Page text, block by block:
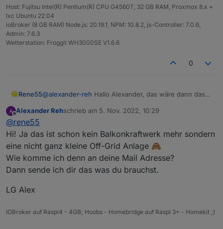
Host: Fujitsu Intel(R) Pentium(R) CPU G4560T, 32 GB RAM, Proxmox 8.x +
lxc Ubuntu 22.04
ioBroker (8 GB RAM) Node.js: 20.19.1, NPM: 10.8.2, js-Controller: 7.0.6,
Admin: 7.6.3
Wetterstation: Froggit WH3000SE V1.6.6
0
Rene55@alexander-reh Hallo Alexander, das wäre dann das
in der Solarman-App sind, sollte ich die auch
deine Zugangsdaten (per Mail) zukommen lassen.
Offline
Alexander Rehschrieb am 5. Nov. 2022, 10:29
zuletzt editiert von
@rene55
Hi! Ja das ist schon kein Balkonkraftwerk mehr sondern
eine nicht ganz kleine Off-Grid Anlage 🙈
Wie komme ich denn an deine Mail Adresse?
Dann sende ich dir das was du brauchst.
LG Alex
IOBroker auf Raspi4 - 4GB; Hoobs - Homebridge auf Raspi 3+ - Homekit ;)